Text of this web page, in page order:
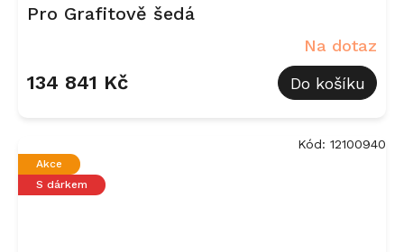
Pro Grafitově šedá
Na dotaz
134 841 Kč Do košíku
Akce
S dárkem
Kód: 12100940